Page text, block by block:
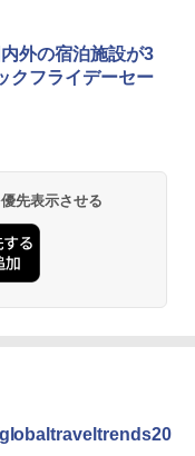
ス保冷剤 2個セット 2
冷凍 空間倍増 衛生的
持ち
ビーチ アウトドアパ
高さ調整 軽量 収納袋付
キャンプ・アウトドア・
能 緊急時用 日本国内発
外の宿泊施設が3
クフライデーセー
先表示させる